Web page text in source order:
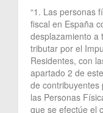
“1. Las personas
fiscal en España
desplazamiento a
tributar por el
Residentes, con
apartado 2 de
de contribuyentes
las Personas
que se efectúe el